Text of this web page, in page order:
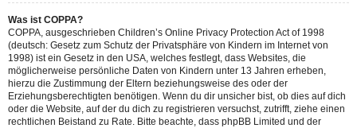
Was ist COPPA?
COPPA, ausgeschrieben Children’s Online Privacy Protection Act of 1998
(deutsch: Gesetz zum Schutz der Privatsphäre von Kindern im Internet von
1998) ist ein Gesetz in den USA, welches festlegt, dass Websites, die
möglicherweise persönliche Daten von Kindern unter 13 Jahren erheben,
hierzu die Zustimmung der Eltern beziehungsweise des oder der
Erziehungsberechtigten benötigen. Wenn du dir unsicher bist, ob dies auf dich
oder die Website, auf der du dich zu registrieren versuchst, zutrifft, ziehe einen
rechtlichen Beistand zu Rate. Bitte beachte, dass phpBB Limited und der